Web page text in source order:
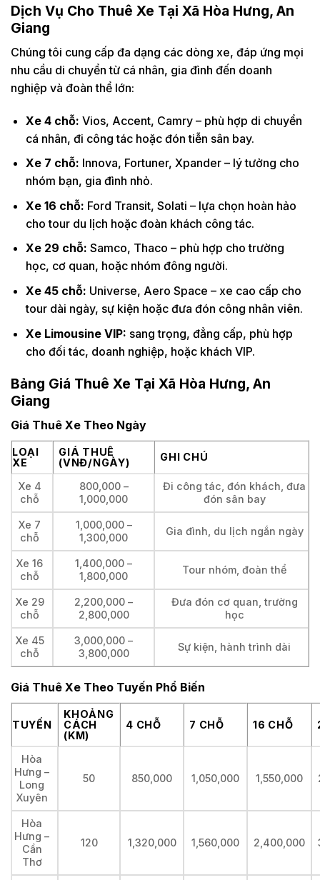
Dịch Vụ Cho Thuê Xe Tại Xã Hòa Hưng, An
Giang
Chúng tôi cung cấp đa dạng các dòng xe, đáp ứng mọi
nhu cầu di chuyển từ cá nhân, gia đình đến doanh
nghiệp và đoàn thể lớn:
Xe 4 chỗ: Vios, Accent, Camry – phù hợp di chuyển
cá nhân, đi công tác hoặc đón tiễn sân bay.
Xe 7 chỗ: Innova, Fortuner, Xpander – lý tưởng cho
nhóm bạn, gia đình nhỏ.
Xe 16 chỗ: Ford Transit, Solati – lựa chọn hoàn hảo
cho tour du lịch hoặc đoàn khách công tác.
Xe 29 chỗ: Samco, Thaco – phù hợp cho trường
học, cơ quan, hoặc nhóm đông người.
Xe 45 chỗ: Universe, Aero Space – xe cao cấp cho
tour dài ngày, sự kiện hoặc đưa đón công nhân viên.
Xe Limousine VIP: sang trọng, đẳng cấp, phù hợp
cho đối tác, doanh nghiệp, hoặc khách VIP.
Bảng Giá Thuê Xe Tại Xã Hòa Hưng, An
Giang
Giá Thuê Xe Theo Ngày
LOẠI
XE
GIÁ THUÊ
(VNĐ/NGÀY)
GHI CHÚ
Xe 4
chỗ
800,000 –
1,000,000
Đi công tác, đón khách, đưa
đón sân bay
Xe 7
chỗ
1,000,000 –
1,300,000
Gia đình, du lịch ngắn ngày
Xe 16
chỗ
1,400,000 –
1,800,000
Tour nhóm, đoàn thể
Xe 29
chỗ
2,200,000 –
2,800,000
Đưa đón cơ quan, trường
học
Xe 45
chỗ
3,000,000 –
3,800,000
Sự kiện, hành trình dài
Giá Thuê Xe Theo Tuyến Phổ Biến
TUYẾN
KHOẢNG
CÁCH
(KM)
4 CHỖ 7 CHỖ 16 CHỖ
Hòa
Hưng –
Long
Xuyên
50 850,000 1,050,000 1,550,000
Hòa
Hưng –
Cần
Thơ
120 1,320,000 1,560,000 2,400,000